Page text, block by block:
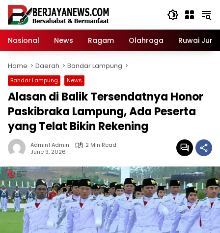
Skip
content
Nasional
News Ragam Olahraga Ruwai Jurai
Home Daerah Bandar Lampung
Bandar Lampung News
Alasan di Balik Tersendatnya Honor
Paskibraka Lampung, Ada Peserta
yang Telat Bikin Rekening
Admin1 Admin
2 Min Read
June 9, 2026